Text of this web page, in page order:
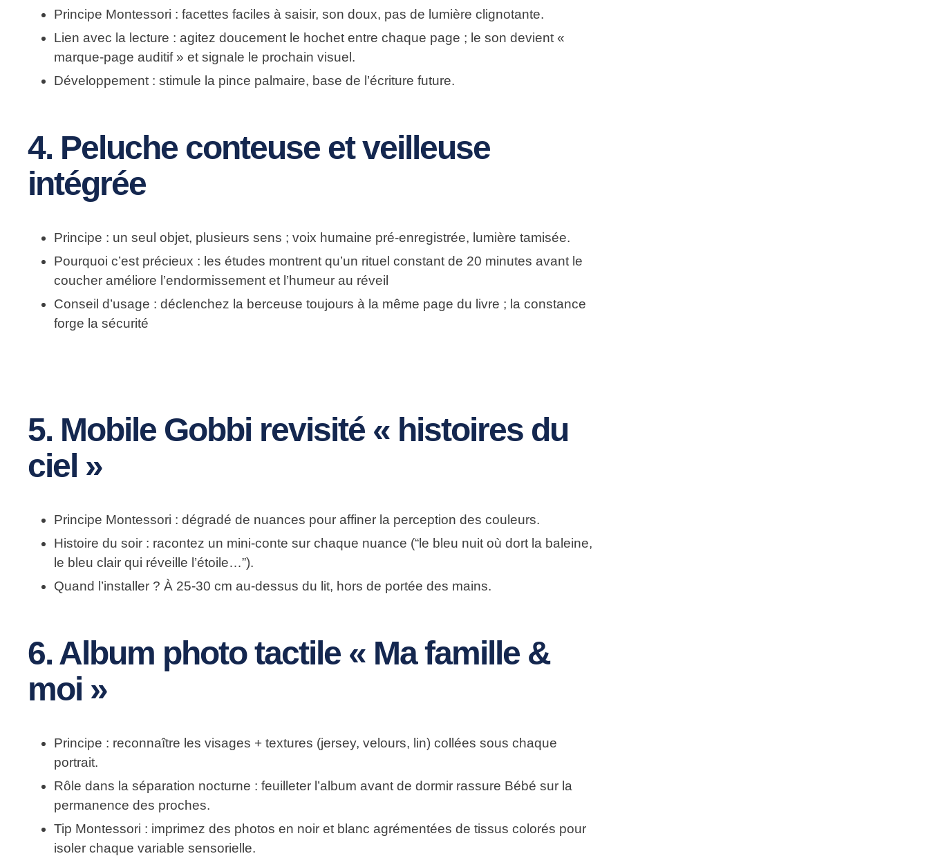
Principe Montessori : facettes faciles à saisir, son doux, pas de lumière clignotante.
Lien avec la lecture : agitez doucement le hochet entre chaque page ; le son devient «
marque-page auditif » et signale le prochain visuel.
Développement : stimule la pince palmaire, base de l’écriture future.
4. Peluche conteuse et veilleuse
intégrée
Principe : un seul objet, plusieurs sens ; voix humaine pré-enregistrée, lumière tamisée.
Pourquoi c’est précieux : les études montrent qu’un rituel constant de 20 minutes avant le
coucher améliore l’endormissement et l’humeur au réveil
Conseil d’usage : déclenchez la berceuse toujours à la même page du livre ; la constance
forge la sécurité
5. Mobile Gobbi revisité « histoires du
ciel »
Principe Montessori : dégradé de nuances pour affiner la perception des couleurs.
Histoire du soir : racontez un mini-conte sur chaque nuance (“le bleu nuit où dort la baleine,
le bleu clair qui réveille l’étoile…”).
Quand l’installer ? À 25-30 cm au-dessus du lit, hors de portée des mains.
6. Album photo tactile « Ma famille &
moi »
Principe : reconnaître les visages + textures (jersey, velours, lin) collées sous chaque
portrait.
Rôle dans la séparation nocturne : feuilleter l’album avant de dormir rassure Bébé sur la
permanence des proches.
Tip Montessori : imprimez des photos en noir et blanc agrémentées de tissus colorés pour
isoler chaque variable sensorielle.